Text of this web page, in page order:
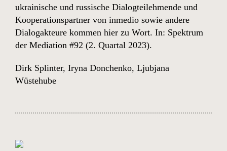
ukrainische und russische Dialogteilehmende und
Kooperationspartner von inmedio sowie andere
Dialogakteure kommen hier zu Wort. In: Spektrum
der Mediation #92 (2. Quartal 2023).
Dirk Splinter, Iryna Donchenko, Ljubjana
Wüstehube